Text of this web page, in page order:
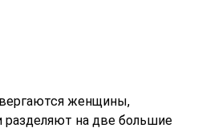
женщины,
на две большие